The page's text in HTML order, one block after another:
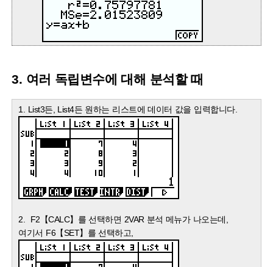
3. 여러 독립변수에 대해 분석할 때
1. List3든, List4든 원하는 리스트에 데이터 값을 입력합니다.
2. F2【CALC】를 선택하면 2VAR 분석 메뉴가 나오는데,
여기서 F6【SET】를 선택하고,